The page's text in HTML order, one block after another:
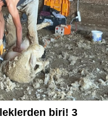
biri! 3